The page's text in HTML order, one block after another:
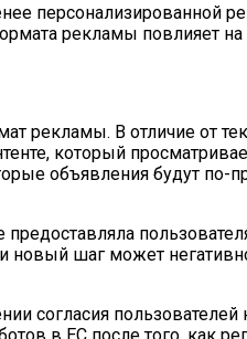
персонализированной
рекламы повлияет
рекламы. В отличие от
который
объявления будут по-
новый шаг может
согласия пользователей
в ЕС после того, как